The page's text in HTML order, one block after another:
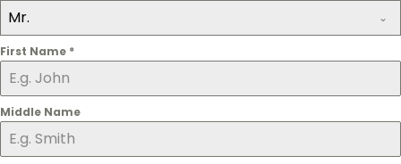
Mr.
First Name *
Middle Name